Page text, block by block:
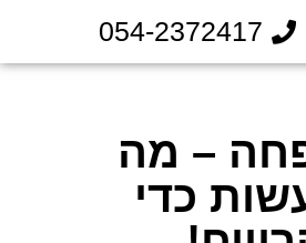
054-2372417
– מה
כדי